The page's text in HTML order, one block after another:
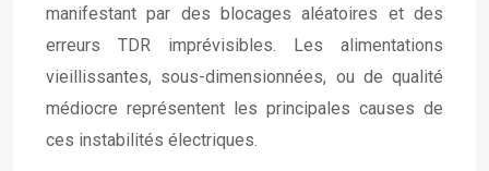
manifestant par des blocages aléatoires et des
erreurs TDR imprévisibles. Les alimentations
vieillissantes, sous-dimensionnées, ou de qualité
médiocre représentent les principales causes de
ces instabilités électriques.